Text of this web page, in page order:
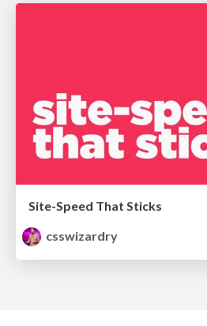
Site-Speed That Sticks
csswizardry